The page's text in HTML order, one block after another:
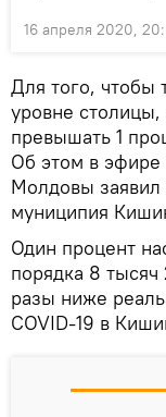
16 апреля 2020,
Для того, чтобы
уровне
превышать 1
Об этом в эфире
Молдовы
муниципия
Один процент
порядка 8 тысяч
разы ниже
COVID-19 в